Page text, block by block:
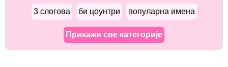
3 слогова би цоунтри популарна имена
Прикажи све категорије